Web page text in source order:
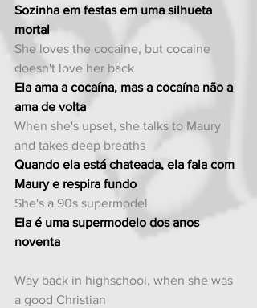
Sozinha em festas em uma silhueta
mortal
She loves the cocaine, but cocaine
doesn't love her back
Ela ama a cocaína, mas a cocaína não a
ama de volta
When she's upset, she talks to Maury
and takes deep breaths
Quando ela está chateada, ela fala com
Maury e respira fundo
She's a 90s supermodel
Ela é uma supermodelo dos anos
noventa
Way back in highschool, when she was
a good Christian